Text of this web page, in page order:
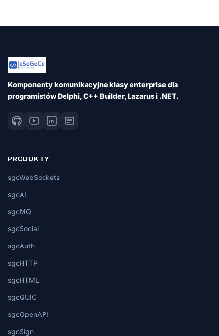
Komponenty komunikacyjne klasy enterprise dla
programistów Delphi, C++ Builder, Lazarus i .NET.
PRODUKTY
sgcWebSockets
sgcAI
sgcMQ
sgcSocial
sgcAuth
sgcHTTP
sgcHTML
sgcQUIC
sgcOpenAPI
sgcSign